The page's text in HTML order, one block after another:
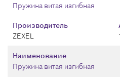
Производитель
ZEXEL
Пружина витая изгибная
Наименование
Пружина витая изгибная